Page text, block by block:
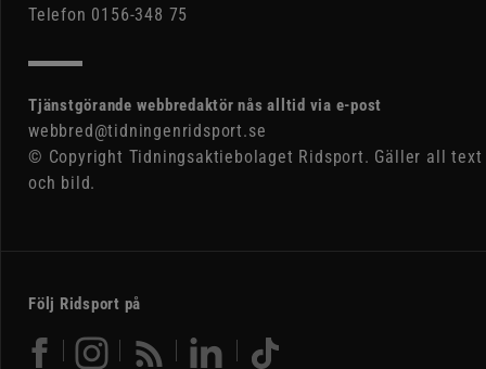
Telefon 0156-348 75
Tjänstgörande webbredaktör nås alltid via e-post
webbred@tidningenridsport.se
© Copyright Tidningsaktiebolaget Ridsport. Gäller all text
och bild.
Följ Ridsport på